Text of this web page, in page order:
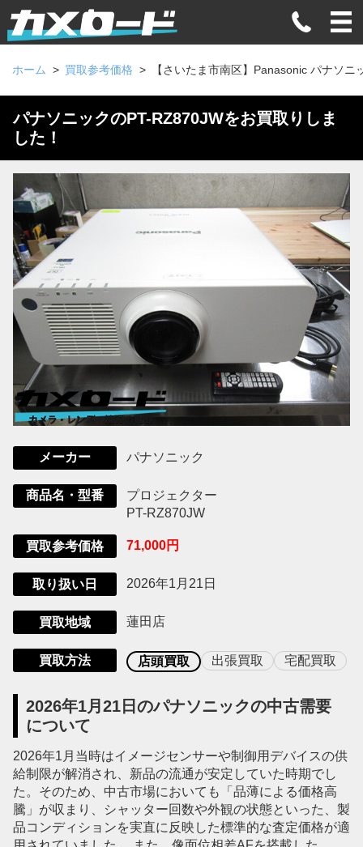
ホーム 買取参考価格 【さいたま市南区】Panasonic パナソ
パナソニックのPT-RZ870JWをお買取りしま
した！
メーカー パナソニック
商品名・型番
プロジェクター
PT-RZ870JW
買取参考価格 71,000円
取り扱い日 2026年1月21日
買取地域 蓮田店
買取方法 店頭買取 出張買取 宅配買取
2026年1月21日のパナソニックの中古需要
について
2026年1月当時はイメージセンサーや制御用デバイスの供
給制限が解消され、新品の流通が安定していた時期でし
た。そのため、中古市場においても「品薄による価格高
騰」が収まり、シャッター回数や外観の状態といった、製
品コンディションを実直に反映した標準的な査定価格が適